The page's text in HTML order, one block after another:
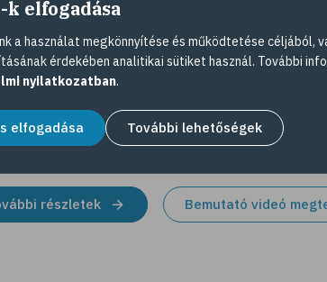
részletek Bemutató videó
k elfogadása
a használat megkönnyítése és működtetése céljából,
érdekében analitikai sütiket használ. További
nyilatkozatban.
elfogadása További lehetőségek